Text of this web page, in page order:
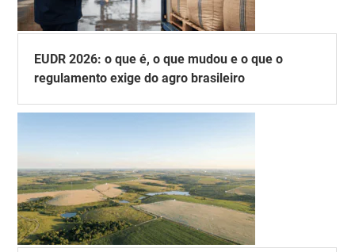
EUDR 2026: o que é, o que mudou e o que o
regulamento exige do agro brasileiro